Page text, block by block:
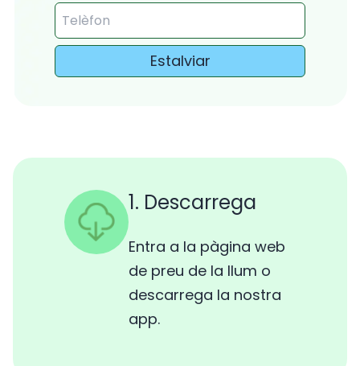
Estalviar
1. Descarrega
Entra a la pàgina web
de preu de la llum o
descarrega la nostra
app.